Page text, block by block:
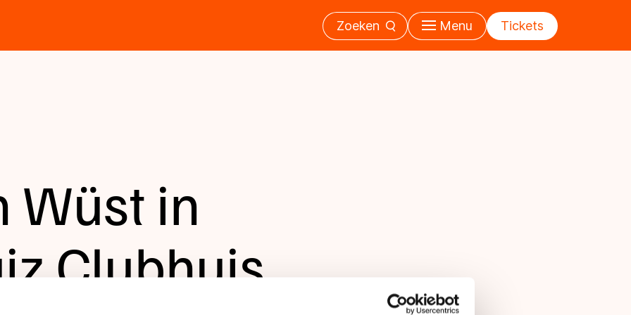
Zoeken Menu Tickets
Wüst in
Clubhuis